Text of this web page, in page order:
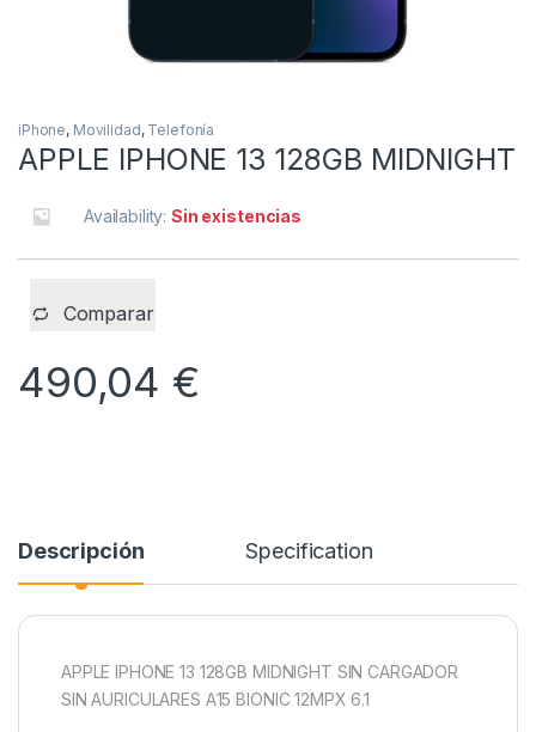
iPhone, Movilidad, Telefonía
APPLE IPHONE 13 128GB MIDNIGHT
Availability:Sin existencias
Comparar
490,04 €
Descripción Specification
APPLE IPHONE 13 128GB MIDNIGHT SIN CARGADOR
SIN AURICULARES A15 BIONIC 12MPX 6.1